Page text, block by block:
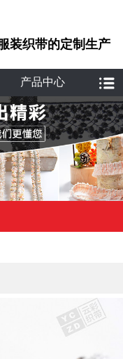
装织带的定制生产
产品中心